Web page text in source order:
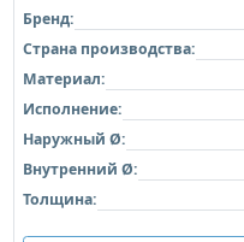
Бренд:
Страна производства:
Материал:
Исполнение:
Наружный Ø:
Внутренний Ø:
Толщина: